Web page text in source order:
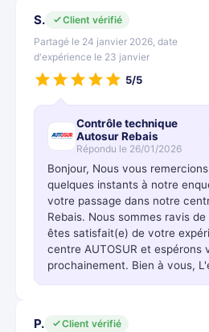
S.
Client vérifié
Partagé le 24 janvier 2026, date
d'expérience le 23 janvier
5/5
Contrôle technique
Autosur Rebais
Répondu le 26/01/2026
Bonjour, Nous vous
quelques instants à notre
votre passage dans notre
Rebais. Nous sommes ravis
êtes satisfait(e) de votre
centre AUTOSUR et espérons
prochainement. Bien à vous,
P.
Client vérifié